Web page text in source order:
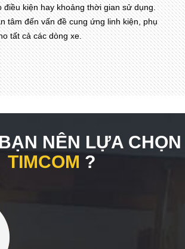
điều kiện hay khoảng thời gian sử dụng.
tâm đến vấn đề cung ứng linh kiện, phụ
tất cả các dòng xe.
NÊN LỰA CHỌN
TIMCOM ?